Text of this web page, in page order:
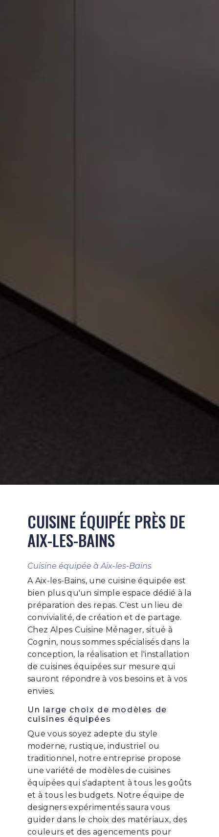
CUISINE ÉQUIPÉE PRÈS DE
AIX-LES-BAINS
Cuisine équipée à Aix-les-Bains
A Aix-les-Bains, une cuisine équipée est
bien plus qu'un simple espace dédié à la
préparation des repas. C'est un lieu de
convivialité, de création et de partage.
Chez Alpes Cuisine Ménager, situé à
Cognin, nous sommes spécialisés dans la
conception, la réalisation et l'installation
de cuisines équipées sur mesure qui
sauront répondre à vos besoins et à vos
envies.
Un large choix de modèles de
cuisines équipées
Que vous soyez adepte du style
moderne, rustique, industriel ou
traditionnel, notre entreprise propose
une variété de modèles de cuisines
équipées qui s'adaptent à tous les goûts
et à tous les budgets. Notre équipe de
designers expérimentés saura vous
guider dans le choix des matériaux, des
couleurs et des agencements pour